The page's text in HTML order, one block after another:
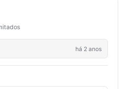
há 2 anos